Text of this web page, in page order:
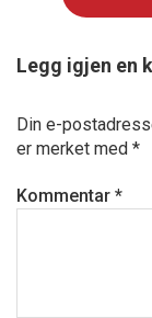
Legg igjen en
Din e-
er merket med *
Kommentar *